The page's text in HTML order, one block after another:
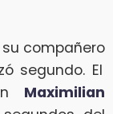
compañero
segundo. El
Maximilian